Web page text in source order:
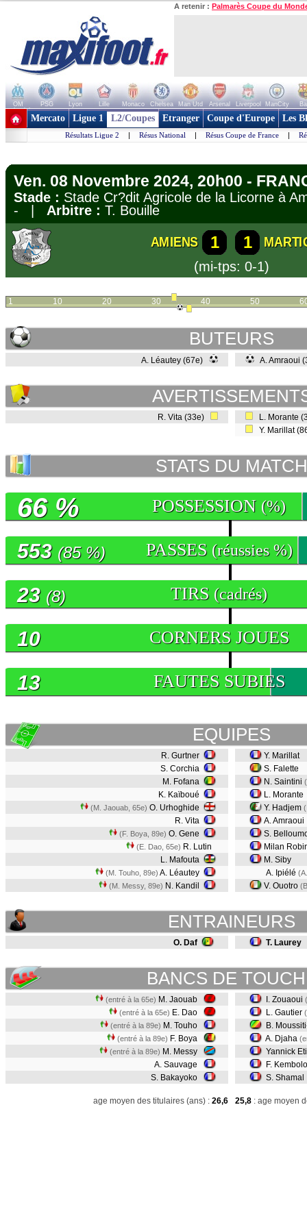
A retenir : Palmarès Coupe du
OM PSG Lyon Lille Monaco Chelsea Man Utd Arsenal Liverpool ManCity
+ de clubs
Mercato Ligue 1 L2/Coupes Etranger Coupe d'Europe Les
Résultats Ligue 2 | Résus National | Résus Coupe de France |
Ven. 08 Novembre 2024, 20h00 -
Stade : Stade Cr?dit Agricole de la Licorne à
- | Arbitre : T. Bouille
AMIENS 1 1
(mi-tps: 0-1)
1 10 20 30 40 50
BUTEURS
A. Léautey (67e) A. Amraoui
R. Vita (33e)
L. Morante
Y. Marillat
STATS DU MATCH
POSSESSION (%)
66 %
PASSES (réussies %)
553 (85 %)
TIRS (cadrés)
23 (8)
CORNERS JOUES
10
FAUTES SUBIES
13
EQUIPES
R. Gurtner
S. Corchia
M. Fofana
K. Kaïboué
(M. Jaouab, 65e) O. Urhoghide
R. Vita
(F. Boya, 89e) O. Gene
(E. Dao, 65e) R. Lutin
L. Mafouta
(M. Touho, 89e) A. Léautey
(M. Messy, 89e) N. Kandil
Y. Marillat
S. Falette
N. Saintini
L. Morante
Y. Hadjem
A. Amraoui
S.
Milan
M. Siby
A. Ipiélé
V. Ouotro
ENTRAINEURS
O. Daf T. Laurey
BANCS DE
(entré à la 65e) M. Jaouab
(entré à la 65e) E. Dao
(entré à la 89e) M. Touho
(entré à la 89e) F. Boya
(entré à la 89e) M. Messy
A. Sauvage
S. Bakayoko
I. Zouaoui
L. Gautier
B.
A. Djaha
Yannick
F. Kembolo
S. Shamal
age moyen des titulaires (ans) : 26,6 25,8 : age moyen